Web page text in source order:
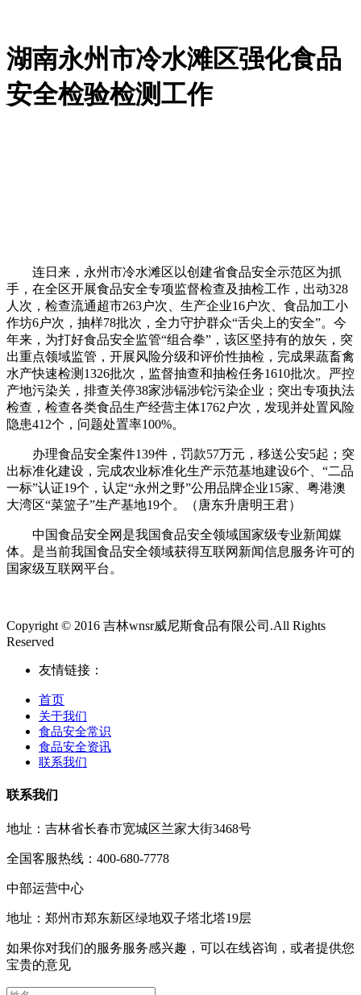
湖南永州市冷水滩区强化食品
安全检验检测工作
连日来，永州市冷水滩区以创建省食品安全示范区为抓
手，在全区开展食品安全专项监督检查及抽检工作，出动328
人次，检查流通超市263户次、生产企业16户次、食品加工小
作坊6户次，抽样78批次，全力守护群众“舌尖上的安全”。今
年来，为打好食品安全监管“组合拳”，该区坚持有的放矢，突
出重点领域监管，开展风险分级和评价性抽检，完成果蔬畜禽
水产快速检测1326批次，监督抽查和抽检任务1610批次。严控
产地污染关，排查关停38家涉镉涉铊污染企业；突出专项执法
检查，检查各类食品生产经营主体1762户次，发现并处置风险
隐患412个，问题处置率100%。
办理食品安全案件139件，罚款57万元，移送公安5起；突
出标准化建设，完成农业标准化生产示范基地建设6个、“二品
一标”认证19个，认定“永州之野”公用品牌企业15家、粤港澳
大湾区“菜篮子”生产基地19个。（唐东升唐明王君）
中国食品安全网是我国食品安全领域国家级专业新闻媒
体。是当前我国食品安全领域获得互联网新闻信息服务许可的
国家级互联网平台。
Copyright © 2016 吉林wnsr威尼斯食品有限公司.All Rights
Reserved
友情链接：
首页
关于我们
食品安全常识
食品安全资讯
联系我们
联系我们
地址：吉林省长春市宽城区兰家大街3468号
全国客服热线：400-680-7778
中部运营中心
地址：郑州市郑东新区绿地双子塔北塔19层
如果你对我们的服务服务感兴趣，可以在线咨询，或者提供您
宝贵的意见